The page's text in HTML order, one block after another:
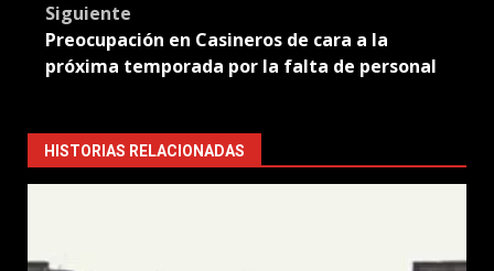
Siguiente
Preocupación en Casineros de cara a la
próxima temporada por la falta de personal
HISTORIAS RELACIONADAS